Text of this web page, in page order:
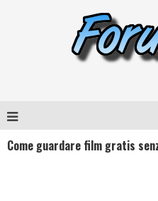
Come guardare film gratis